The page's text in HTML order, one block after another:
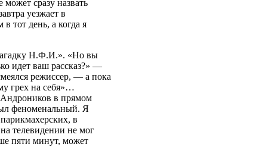
сразу назвать
уезжает в
тот день, а когда я
Н.Ф.И.». «Но вы
идет ваш рассказ?» —
режиссер, — а пока
грех на себя»…
Андроников в прямом
феноменальный. Я
в
телевидении не мог
пяти минут, может